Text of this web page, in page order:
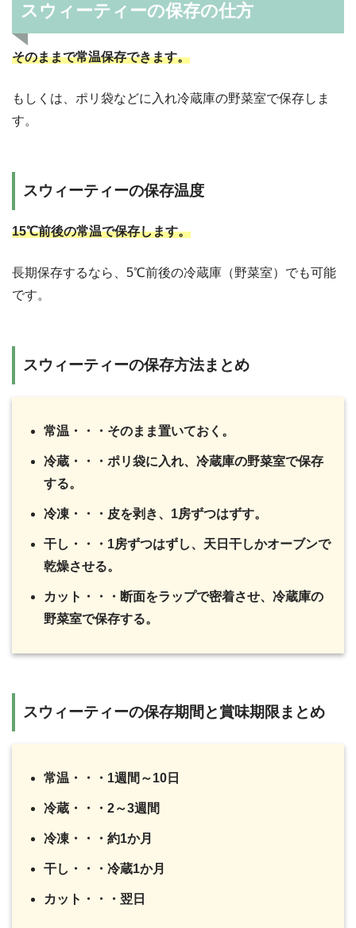
スウィーティーの保存の仕方
そのままで常温保存できます。
もしくは、ポリ袋などに入れ冷蔵庫の野菜室で保存しま
す。
スウィーティーの保存温度
15℃前後の常温で保存します。
長期保存するなら、5℃前後の冷蔵庫（野菜室）でも可能
です。
スウィーティーの保存方法まとめ
常温・・・そのまま置いておく。
冷蔵・・・ポリ袋に入れ、冷蔵庫の野菜室で保存
する。
冷凍・・・皮を剥き、1房ずつはずす。
干し・・・1房ずつはずし、天日干しかオーブンで
乾燥させる。
カット・・・断面をラップで密着させ、冷蔵庫の
野菜室で保存する。
スウィーティーの保存期間と賞味期限まとめ
常温・・・1週間～10日
冷蔵・・・2～3週間
冷凍・・・約1か月
干し・・・冷蔵1か月
カット・・・翌日